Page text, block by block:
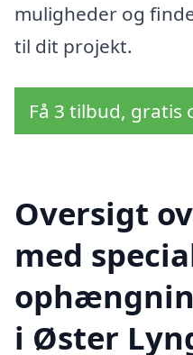
muligheder og
til dit projekt.
Få 3 tilbud,
Oversigt
med
i Øster